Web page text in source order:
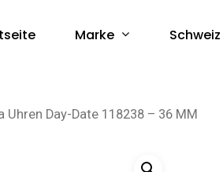
Marke Schweiz
Uhren Day-Date 118238 – 36 MM